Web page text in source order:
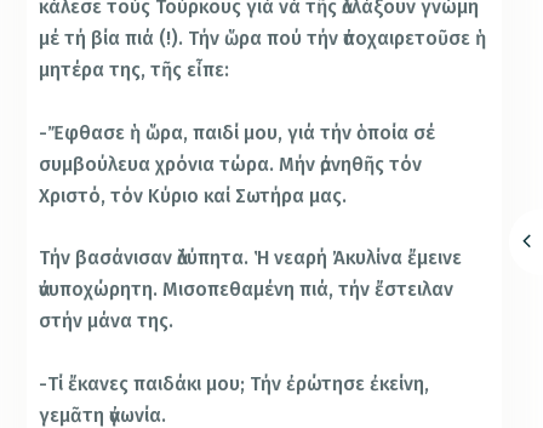
κάλεσε τούς Τούρκους γιά νά τῆς ἀλλάξουν γνώμη
μέ τή βία πιά (!). Τήν ὥρα πού τήν ἀποχαιρετοῦσε ἡ
μητέρα της, τῆς εἶπε:
-Ἔφθασε ἡ ὥρα, παιδί μου, γιά τήν ὁποία σέ
συμβούλευα χρόνια τώρα. Μήν ἀρνηθῆς τόν
Χριστό, τόν Κύριο καί Σωτήρα μας.
Τήν βασάνισαν ἀλύπητα. Ἡ νεαρή Ἀκυλίνα ἔμεινε
ἀνυποχώρητη. Μισοπεθαμένη πιά, τήν ἔστειλαν
στήν μάνα της.
-Τί ἔκανες παιδάκι μου; Τήν ἐρώτησε ἐκείνη,
γεμᾶτη ἀγωνία.